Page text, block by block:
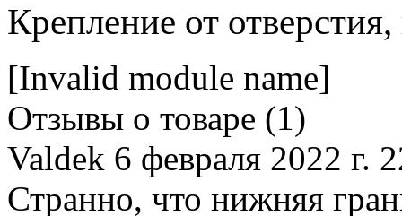
Крепление от
[Invalid module name]
Отзывы о товаре (1)
Valdek 6 февраля 2022 г.
Странно, что нижняя